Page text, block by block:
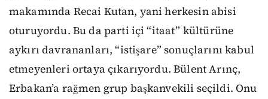
makamında Recai Kutan, yani herkesin abisi
oturuyordu. Bu da parti içi “itaat” kültürüne
aykırı davrananları, “istişare” sonuçlarını kabul
etmeyenleri ortaya çıkarıyordu. Bülent Arınç,
Erbakan’a rağmen grup başkanvekili seçildi. Onu